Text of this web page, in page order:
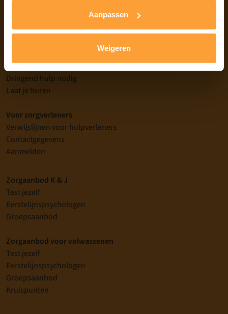
Aanpassen
Weigeren
Home
Over GGZ Limburg
Dringend hulp nodig
Laat je horen
Voor zorgverleners
Verwijslijnen voor hulpverleners
Contactgegevens
Aanmelden
Zorgaanbod K & J
Test jezelf
Eerstelijnspsychologen
Groepsaanbod
Zorgaanbod voor volwassenen
Test jezelf
Eerstelijnspsychologen
Groepsaanbod
Kruispunten